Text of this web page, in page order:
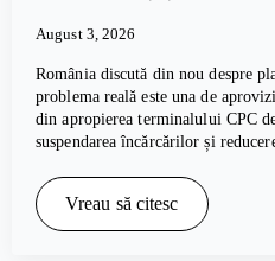
August 3, 2026
România discută din nou despre
problema reală este una de
din apropierea terminalului CPC
suspendarea încărcărilor și
Vreau să citesc